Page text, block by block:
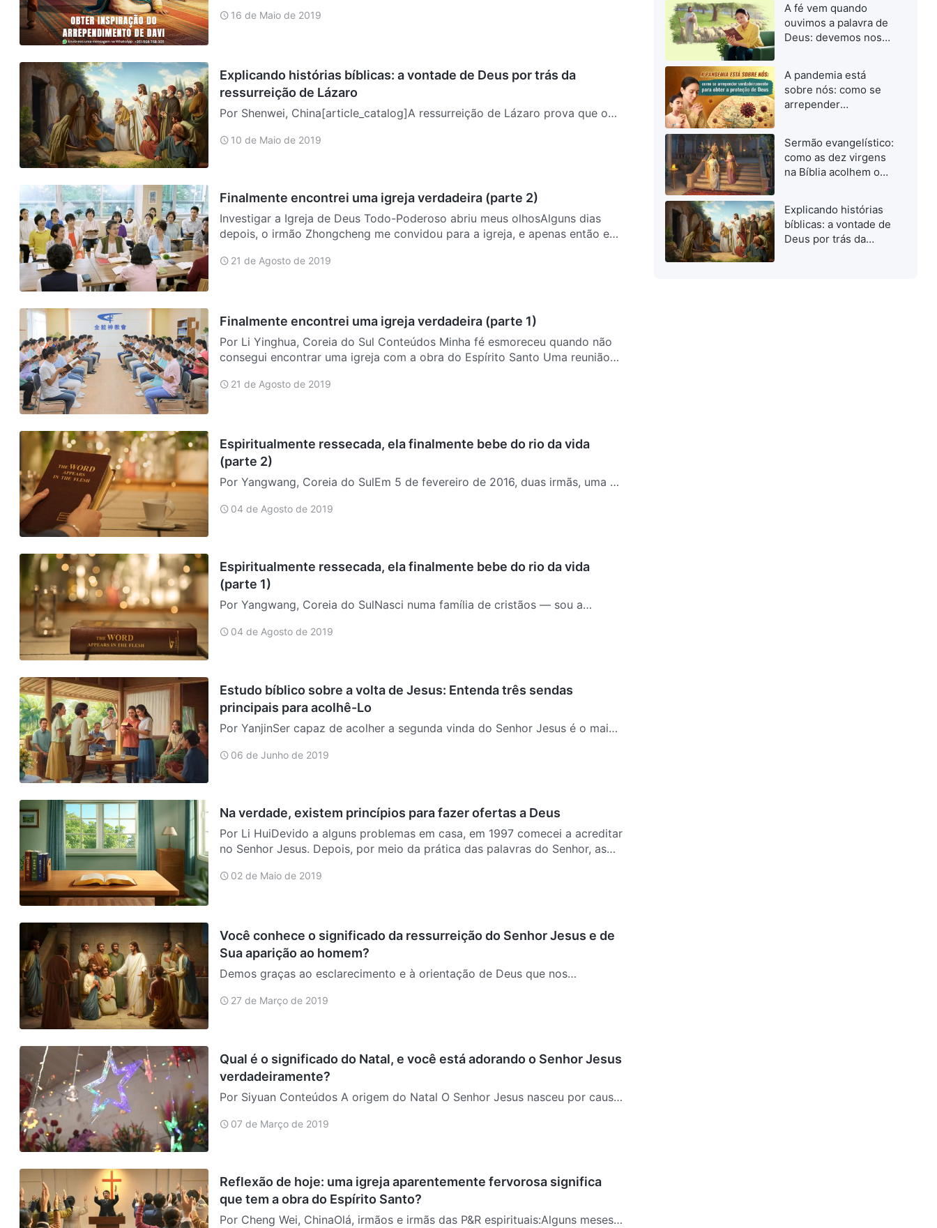
Deu…
16 de Maio de 2019
Explicando histórias bíblicas: a vontade de Deus por trás da
ressurreição de Lázaro
Por Shenwei, China[article_catalog]A ressurreição de Lázaro prova que o
através da ressurreição de Lázaro => #2[/article_catalog]A ressurreição de
10 de Maio de 2019
Finalmente encontrei uma igreja verdadeira (parte 2)
Investigar a Igreja de Deus Todo-Poderoso abriu meus olhosAlguns dias
depois, o irmão Zhongcheng me convidou para a igreja, e apenas então eu
das p…
21 de Agosto de 2019
Finalmente encontrei uma igreja verdadeira (parte 1)
Por Li Yinghua, Coreia do Sul Conteúdos Minha fé esmoreceu quando não
consegui encontrar uma igreja com a obra do Espírito Santo Uma reunião
Sa…21 de Agosto de 2019
Espiritualmente ressecada, ela finalmente bebe do rio da vida
(parte 2)
Por Yangwang, Coreia do SulEm 5 de fevereiro de 2016, duas irmãs, uma da
minha casa. Elas me perguntaram como eu tinha ouvido sobre o livro A
04 de Agosto de 2019
Espiritualmente ressecada, ela finalmente bebe do rio da vida
(parte 1)
Por Yangwang, Coreia do SulNasci numa família de cristãos — sou a
com minha família desde pequena e, após crescer, ocupei posições de
04 de Agosto de 2019
Estudo bíblico sobre a volta de Jesus: Entenda três sendas
principais para acolhê-Lo
Por YanjinSer capaz de acolher a segunda vinda do Senhor Jesus é o maior
acolher o Senhor Jesus? O que segue é uma comunicação sobre as três
06 de Junho de 2019
Na verdade, existem princípios para fazer ofertas a Deus
Por Li HuiDevido a alguns problemas em casa, em 1997 comecei a acreditar
no Senhor Jesus. Depois, por meio da prática das palavras do Senhor, as
minha …
02 de Maio de 2019
Você conhece o significado da ressurreição do Senhor Jesus e de
Sua aparição ao homem?
Demos graças ao esclarecimento e à orientação de Deus que nos
permitirem reconhecer dentro de Sua obra mais uma vez o cuidado e a
27 de Março de 2019
Qual é o significado do Natal, e você está adorando o Senhor Jesus
verdadeiramente?
Por Siyuan Conteúdos A origem do Natal O Senhor Jesus nasceu por causa
as exigências do Senhor Jesus para nós Estamos adorando o Senhor de
07 de Março de 2019
Reflexão de hoje: uma igreja aparentemente fervorosa significa
que tem a obra do Espírito Santo?
Por Cheng Wei, ChinaOlá, irmãos e irmãs das P&R espirituais:Alguns meses
A fé vem quando
ouvimos a palavra de
Deus: devemos nos
quando investigamos
o caminho verdadeiro
A pandemia está
sobre nós: como se
arrepender
Deus
Sermão evangelístico:
como as dez virgens
na Bíblia acolhem o
Explicando histórias
bíblicas: a vontade de
Deus por trás da